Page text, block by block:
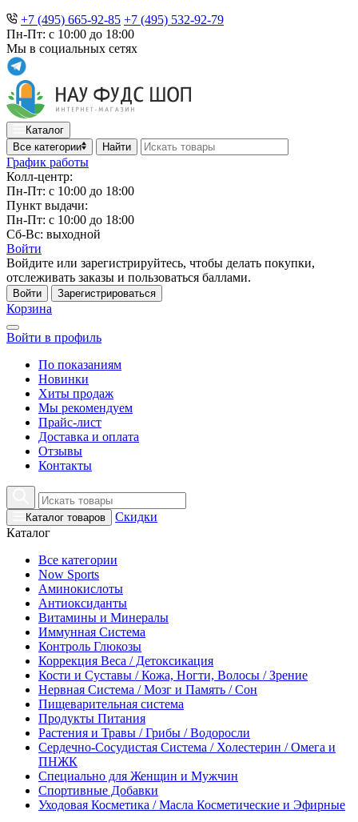
+7 (495) 665-92-85 +7 (495) 532-92-79
Пн-Пт: с 10:00 до 18:00
Мы в социальных сетях
Каталог
Все категории
Найти
График работы
Колл-центр:
Пн-Пт: с 10:00 до 18:00
Пункт выдачи:
Пн-Пт: с 10:00 до 18:00
Сб-Вс: выходной
Войти
Войдите или зарегистрируйтесь, чтобы делать покупки,
отслеживать заказы и пользоваться баллами.
Войти Зарегистрироваться
Корзина
Войти в профиль
По показаниям
Новинки
Хиты продаж
Мы рекомендуем
Прайс-лист
Доставка и оплата
Отзывы
Контакты
Каталог товаров
Скидки
Каталог
Все категории
Now Sports
Аминокислоты
Антиоксиданты
Витамины и Минералы
Иммунная Система
Контроль Глюкозы
Коррекция Веса / Детоксикация
Кости и Суставы / Кожа, Ногти, Волосы / Зрение
Нервная Система / Мозг и Память / Сон
Пищеварительная система
Продукты Питания
Растения и Травы / Грибы / Водоросли
Сердечно-Сосудистая Система / Холестерин / Омега и
ПНЖК
Специально для Женщин и Мужчин
Спортивные Добавки
Уходовая Косметика / Масла Косметические и Эфирные